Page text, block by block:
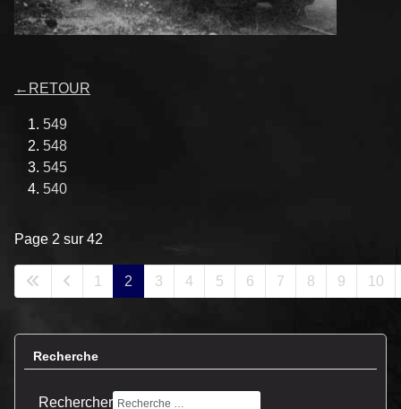
← RETOUR
549
548
545
540
Page 2 sur 42
1 2 3 4 5 6 7 8 9 10
Recherche
Rechercher